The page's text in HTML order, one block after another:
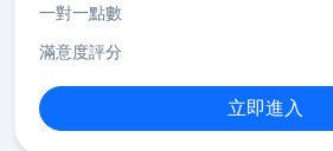
一對一點數
滿意度評分
立即進入